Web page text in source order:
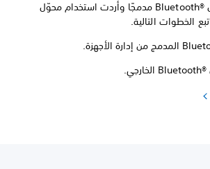
إذا كنت تستخدم محوّل Bluetooth®‎ مدمجًا وأردت استخدام محوّل